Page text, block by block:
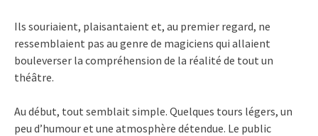
Ils souriaient, plaisantaient et, au premier regard, ne
ressemblaient pas au genre de magiciens qui allaient
bouleverser la compréhension de la réalité de tout un
théâtre.
Au début, tout semblait simple. Quelques tours légers, un
peu d’humour et une atmosphère détendue. Le public